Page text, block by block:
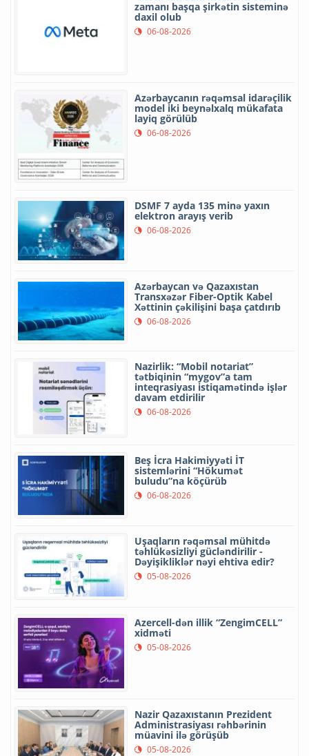
zamanı başqa şirkətin sisteminə
daxil olub
06-08-2026
Azərbaycanın rəqəmsal idarəçilik
model iki beynəlxalq mükafata
layiq görülüb
06-08-2026
DSMF 7 ayda 135 minə yaxın
elektron arayış verib
06-08-2026
Azərbaycan və Qazaxıstan
Transxəzər Fiber-Optik Kabel
Xəttinin çəkilişini başa çatdırıb
06-08-2026
Nazirlik: “Mobil notariat”
tətbiqinin “mygov”a tam
inteqrasiyası istiqamətində işlər
davam etdirilir
06-08-2026
Beş İcra Hakimiyyəti İT
sistemlərini “Hökumət
buludu”na köçürüb
06-08-2026
Uşaqların rəqəmsal mühitdə
təhlükəsizliyi gücləndirilir -
Dəyişikliklər nəyi ehtiva edir?
05-08-2026
Azercell-dən illik “ZengimCELL”
xidməti
05-08-2026
Nazir Qazaxıstanın Prezident
Administrasiyası rəhbərinin
müavini ilə görüşüb
05-08-2026